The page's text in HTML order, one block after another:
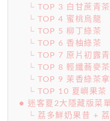
└ TOP 3 白甘蔗青茶
└ TOP 4 蜜桃烏龍
└ TOP 5 柳丁綠茶
└ TOP 6 香柚綠茶
└ TOP 7 原片初露
└ TOP 8 輕纖蕎麥茶
└ TOP 9 茉香綠茶
└ TOP 10 夏嶼果茶
● 迷客夏2大隱藏版菜
└ 荔多鮮奶果昔 +